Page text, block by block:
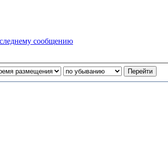
сообщению